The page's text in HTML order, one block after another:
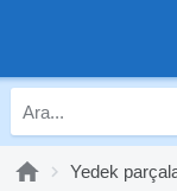
Yedek